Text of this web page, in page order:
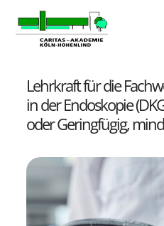
Zum Inhalt springen
Lehrkraft für die
in der Endoskopie
oder Geringfügig,